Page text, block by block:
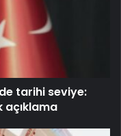
tarihi seviye:
açıklama